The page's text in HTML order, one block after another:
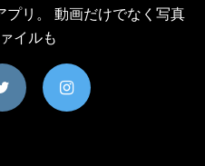
プリ。 動画だけでなく写真
イルも